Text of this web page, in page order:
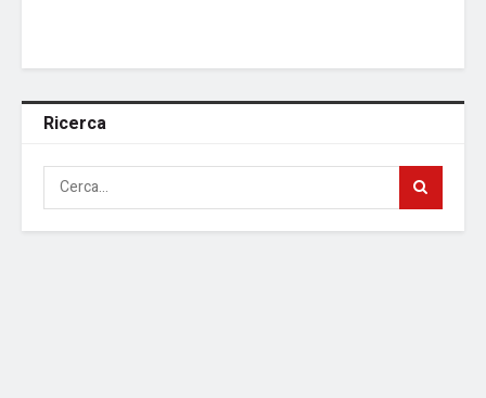
Ricerca